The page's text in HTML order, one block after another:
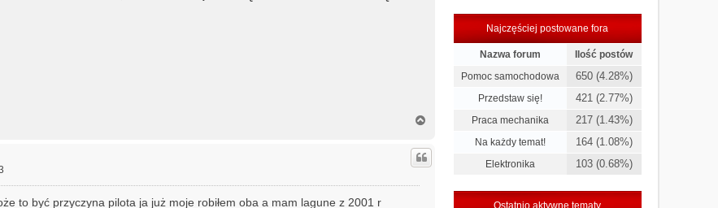
g
r
to być przyczyna pilota ja już moje robiłem oba a mam lagune z 2001 r
Najczęściej postowane fora
Nazwa forum
Ilość postów
Pomoc samochodowa
650 (4.28%)
Przedstaw się! 421 (2.77%)
Praca mechanika 217 (1.43%)
Na każdy temat! 164 (1.08%)
Elektronika 103 (0.68%)
Ostatnio aktywne tematy